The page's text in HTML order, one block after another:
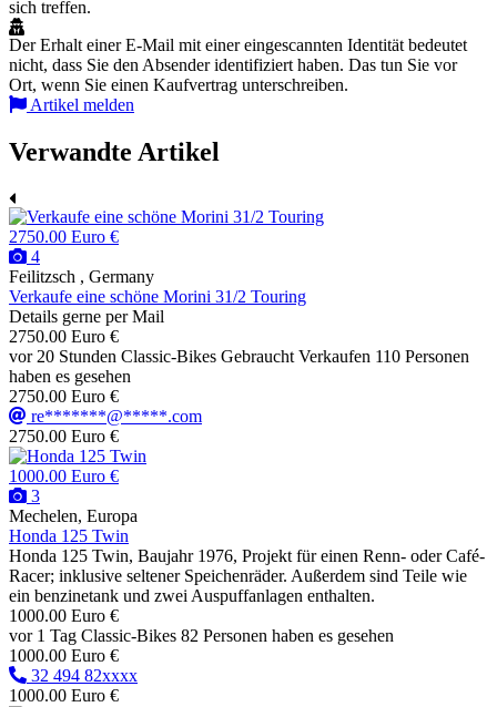
sich treffen.
Der Erhalt einer E-Mail mit einer eingescannten Identität bedeutet
nicht, dass Sie den Absender identifiziert haben. Das tun Sie vor
Ort, wenn Sie einen Kaufvertrag unterschreiben.
Artikel melden
Verwandte Artikel
2750.00 Euro €
4
Feilitzsch , Germany
Verkaufe eine schöne Morini 31/2 Touring
Details gerne per Mail
2750.00 Euro €
vor 20 Stunden Classic-Bikes Gebraucht Verkaufen 110 Personen
haben es gesehen
2750.00 Euro €
re*******@*****.com
2750.00 Euro €
1000.00 Euro €
3
Mechelen, Europa
Honda 125 Twin
Honda 125 Twin, Baujahr 1976, Projekt für einen Renn- oder Café-
Racer; inklusive seltener Speichenräder. Außerdem sind Teile wie
ein benzinetank und zwei Auspuffanlagen enthalten.
1000.00 Euro €
vor 1 Tag Classic-Bikes 82 Personen haben es gesehen
1000.00 Euro €
32 494 82xxxx
1000.00 Euro €